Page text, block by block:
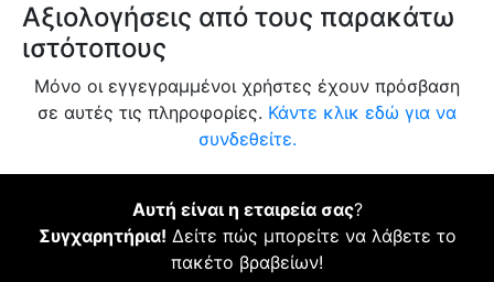
Αξιολογήσεις από τους παρακάτω
ιστότοπους
Μόνο οι εγγεγραμμένοι χρήστες έχουν πρόσβαση
σε αυτές τις πληροφορίες. Κάντε κλικ εδώ για να
συνδεθείτε.
Αυτή είναι η εταιρεία σας?
Συγχαρητήρια! Δείτε πώς μπορείτε να λάβετε το
πακέτο βραβείων!